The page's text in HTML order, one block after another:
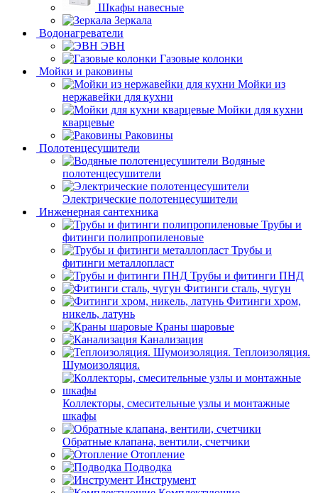
Шкафы навесные
Зеркала
Водонагреватели
ЭВН
Газовые колонки
Мойки и раковины
Мойки из
нержавейки для кухни
Мойки для кухни
кварцевые
Раковины
Полотенцесушители
Водяные
полотенцесушители
Электрические полотенцесушители
Инженерная сантехника
Трубы и
фитинги полипропиленовые
Трубы и
фитинги металлопласт
Трубы и фитинги ПНД
Фитинги сталь, чугун
Фитинги хром,
никель, латунь
Краны шаровые
Канализация
Теплоизоляция.
Шумоизоляция.
Коллекторы, смесительные узлы и монтажные
шкафы
Обратные клапана, вентили, счетчики
Отопление
Подводка
Инструмент